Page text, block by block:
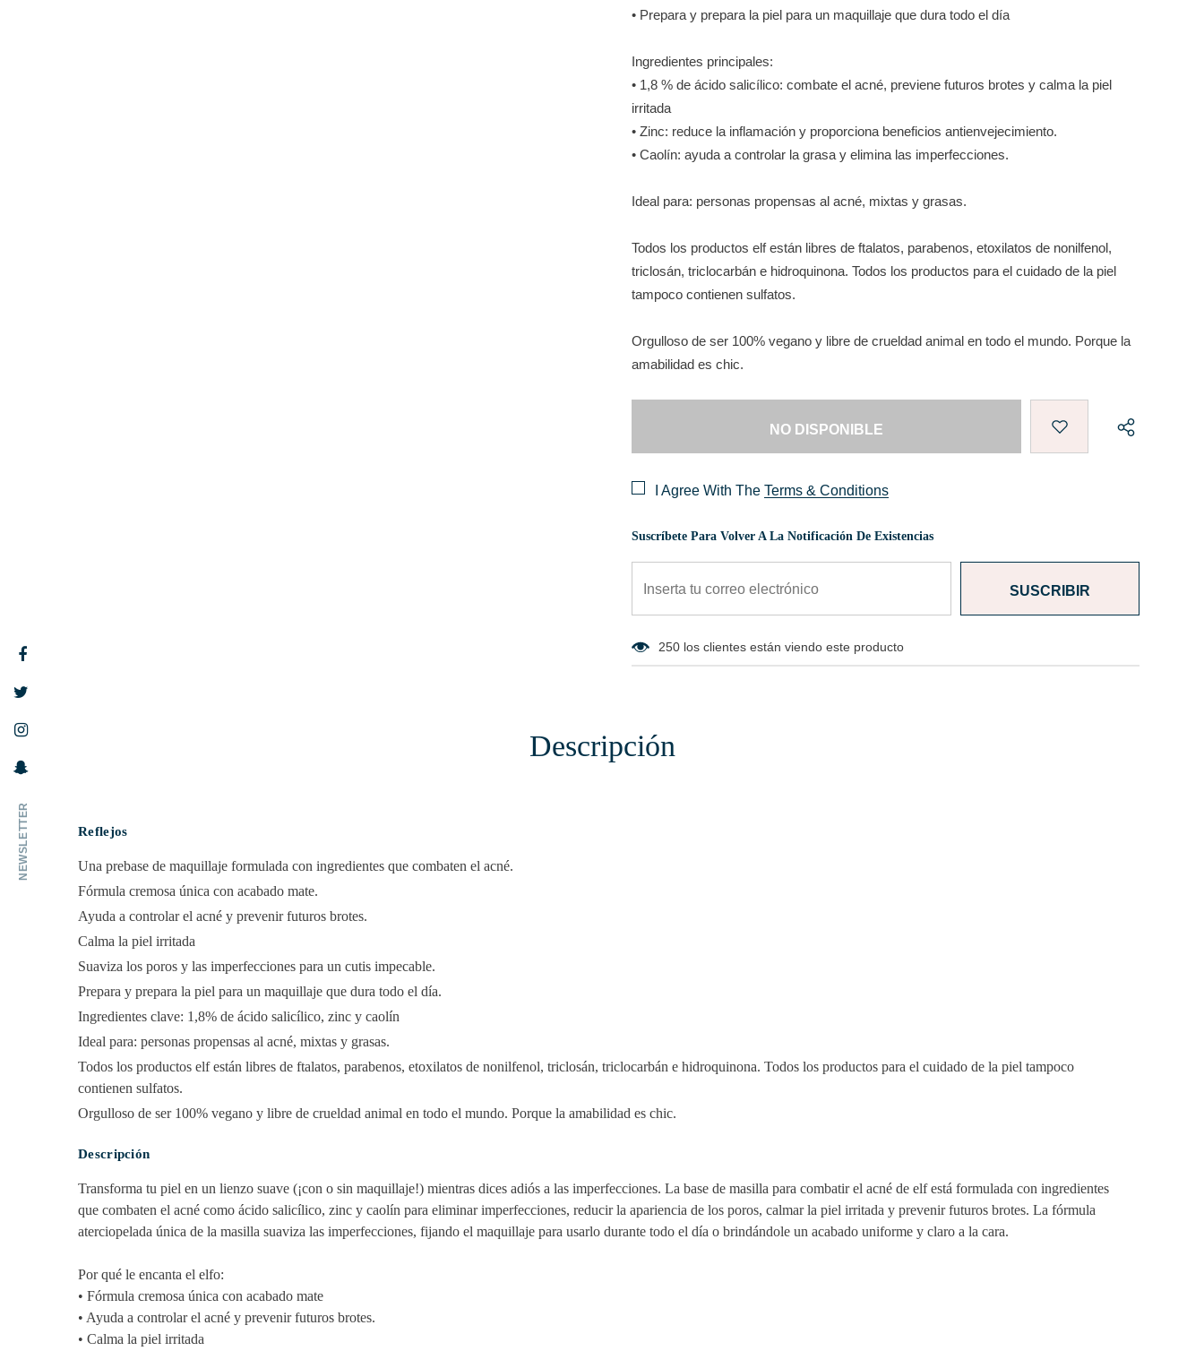
• Prepara y prepara la piel para un maquillaje que dura todo el día
Ingredientes principales:
• 1,8 % de ácido salicílico: combate el acné, previene futuros brotes y calma la piel
irritada
• Zinc: reduce la inflamación y proporciona beneficios antienvejecimiento.
• Caolín: ayuda a controlar la grasa y elimina las imperfecciones.
Ideal para: personas propensas al acné, mixtas y grasas.
Todos los productos elf están libres de ftalatos, parabenos, etoxilatos de nonilfenol,
triclosán, triclocarbán e hidroquinona. Todos los productos para el cuidado de la piel
tampoco contienen sulfatos.
Orgulloso de ser 100% vegano y libre de crueldad animal en todo el mundo. Porque la
amabilidad es chic.
I Agree With The Terms & Conditions
Suscríbete Para Volver A La Notificación De Existencias
250 los clientes están viendo este producto
Descripción
Reflejos
Una prebase de maquillaje formulada con ingredientes que combaten el acné.
Fórmula cremosa única con acabado mate.
Ayuda a controlar el acné y prevenir futuros brotes.
Calma la piel irritada
Suaviza los poros y las imperfecciones para un cutis impecable.
Prepara y prepara la piel para un maquillaje que dura todo el día.
Ingredientes clave: 1,8% de ácido salicílico, zinc y caolín
Ideal para: personas propensas al acné, mixtas y grasas.
Todos los productos elf están libres de ftalatos, parabenos, etoxilatos de nonilfenol, triclosán, triclocarbán e hidroquinona. Todos los productos para el cuidado de la piel tampoco
contienen sulfatos.
Orgulloso de ser 100% vegano y libre de crueldad animal en todo el mundo. Porque la amabilidad es chic.
Descripción
Transforma tu piel en un lienzo suave (¡con o sin maquillaje!) mientras dices adiós a las imperfecciones. La base de masilla para combatir el acné de elf está formulada con ingredientes
que combaten el acné como ácido salicílico, zinc y caolín para eliminar imperfecciones, reducir la apariencia de los poros, calmar la piel irritada y prevenir futuros brotes. La fórmula
aterciopelada única de la masilla suaviza las imperfecciones, fijando el maquillaje para usarlo durante todo el día o brindándole un acabado uniforme y claro a la cara.
Por qué le encanta el elfo:
• Fórmula cremosa única con acabado mate
• Ayuda a controlar el acné y prevenir futuros brotes.
• Calma la piel irritada
NEWSLETTER